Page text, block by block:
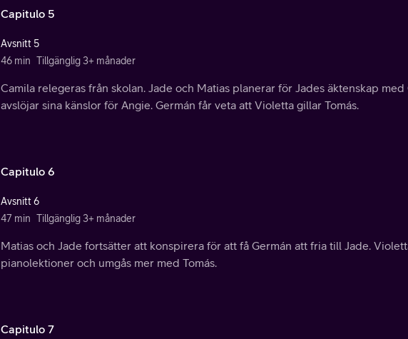
Capitulo 5
Avsnitt 5
46 min Tillgänglig 3+ månader
Camila relegeras från skolan. Jade och Matias planerar för Jades äktenskap med
avslöjar sina känslor för Angie. Germán får veta att Violetta gillar Tomás.
Capitulo 6
Avsnitt 6
47 min Tillgänglig 3+ månader
Matias och Jade fortsätter att konspirera för att få Germán att fria till Jade.
pianolektioner och umgås mer med Tomás.
Capitulo 7